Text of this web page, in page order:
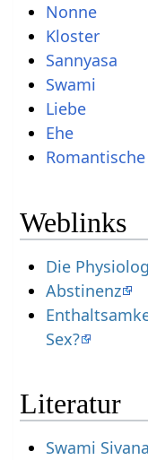
Nonne
Kloster
Sannyasa
Swami
Liebe
Ehe
Weblinks
Die
Abstinenz
Sex?
Literatur
Swami